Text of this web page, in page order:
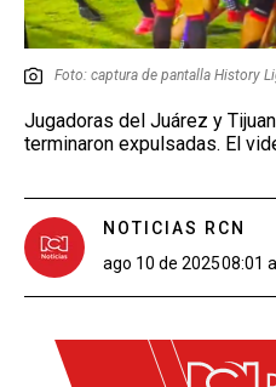
Foto: captura de pantalla History
Jugadoras del Juárez y
terminaron expulsadas. El
NOTICIAS RCN
ago 10 de 202508:01